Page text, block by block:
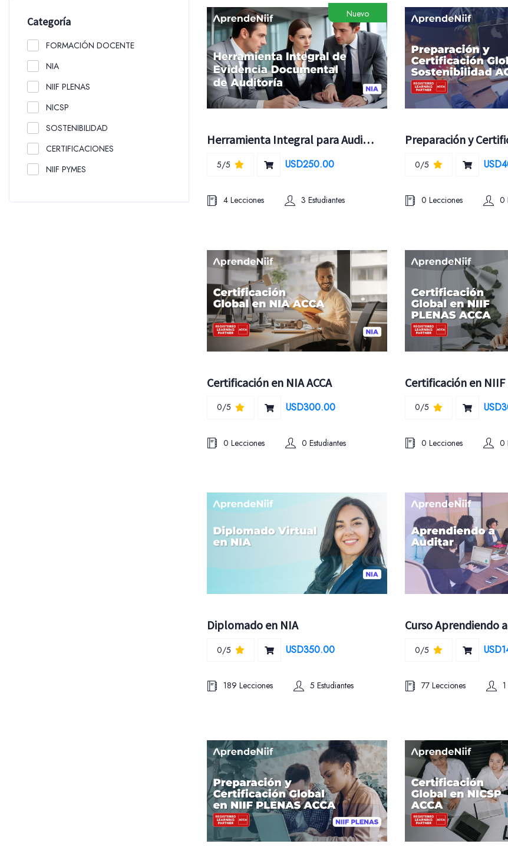
Categoría
FORMACIÓN DOCENTE
NIA
NIIF PLENAS
NICSP
SOSTENIBILIDAD
CERTIFICACIONES
NIIF PYMES
Nuevo
Herramienta Integral para Auditoría con apoyo IA
5/5 USD250.00
4 Lecciones 3 Estudiantes
0/5
0 Lecciones 0
Certificación en NIA ACCA
0/5 USD300.00
0 Lecciones 0 Estudiantes
0/5
0 Lecciones 0
Diplomado en NIA
0/5 USD350.00
189 Lecciones 5 Estudiantes
Curso Aprendiendo
0/5
77 Lecciones